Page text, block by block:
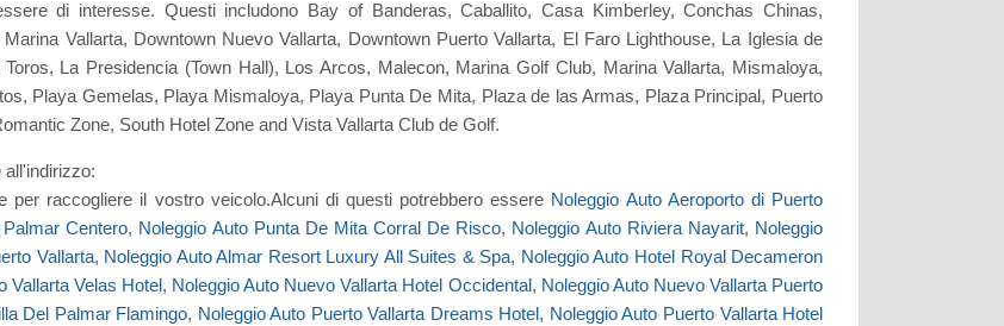
di interesse. Questi includono Bay of Banderas, Caballito, Casa Kimberley, Conchas Chinas,
Vallarta, Downtown Nuevo Vallarta, Downtown Puerto Vallarta, El Faro Lighthouse, La Iglesia de
La Presidencia (Town Hall), Los Arcos, Malecon, Marina Golf Club, Marina Vallarta, Mismaloya,
Playa Gemelas, Playa Mismaloya, Playa Punta De Mita, Plaza de las Armas, Plaza Principal, Puerto
Zone, South Hotel Zone and Vista Vallarta Club de Golf.
all'indirizzo:
raccogliere il vostro veicolo.Alcuni di questi potrebbero essere Noleggio Auto Aeroporto di Puerto
Centero, Noleggio Auto Punta De Mita Corral De Risco, Noleggio Auto Riviera Nayarit, Noleggio
Vallarta, Noleggio Auto Almar Resort Luxury All Suites & Spa, Noleggio Auto Hotel Royal Decameron
Vallarta Velas Hotel, Noleggio Auto Nuevo Vallarta Hotel Occidental, Noleggio Auto Nuevo Vallarta Puerto
Del Palmar Flamingo, Noleggio Auto Puerto Vallarta Dreams Hotel, Noleggio Auto Puerto Vallarta Hotel